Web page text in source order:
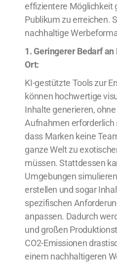
effizientere Möglichkeit
Publikum zu erreichen.
nachhaltige
1. Geringerer Bedarf
Ort:
KI-gestützte Tools zur
können hochwertige
Inhalte generieren,
Aufnahmen erforderlich
dass Marken keine
ganze Welt zu
müssen. Stattdessen
Umgebungen
erstellen und sogar
spezifischen
anpassen. Dadurch
und großen
CO2-Emissionen
einem nachhaltigeren